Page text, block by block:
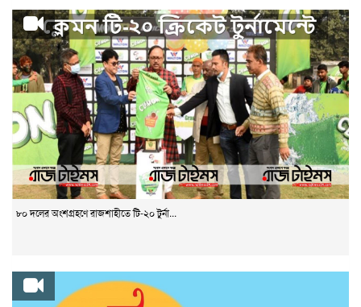
৮০ দলের অংশগ্রহণে রাজশাহীতে টি-২০ টুর্না...